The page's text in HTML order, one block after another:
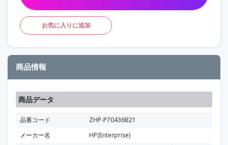
お気に入りに追加
商品情報
商品データ
品番コード
ZHP-P70436B21
メーカー名
HP(Enterprise)